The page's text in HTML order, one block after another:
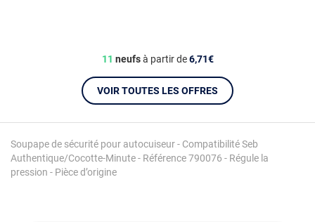
Soupape de sécurité pour autocuiseur - Compatibilité Seb
Authentique/Cocotte-Minute - Référence 790076 - Régule la
pression - Pièce d’origine
11 neufsà partir de6,71€
VOIR TOUTES LES OFFRES